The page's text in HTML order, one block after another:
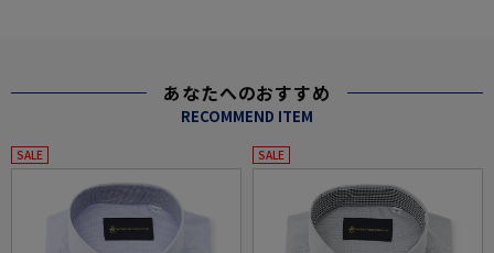
あなたへのおすすめ
RECOMMEND ITEM
SALE SALE